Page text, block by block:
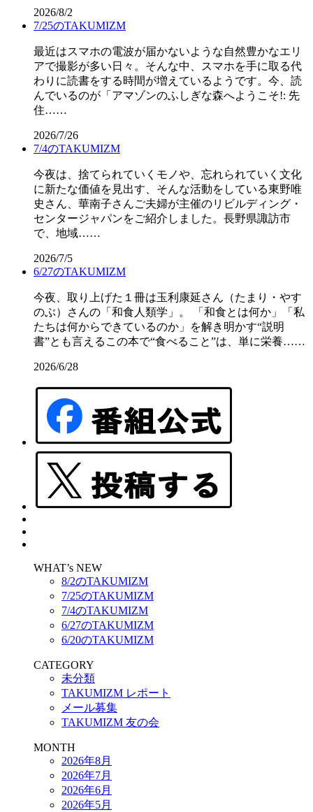
2026/8/2
7/25のTAKUMIZM
最近はスマホの電波が届かないような自然豊かなエリ
アで撮影が多い日々。そんな中、スマホを手に取る代
わりに読書をする時間が増えているようです。今、読
んでいるのが「アマゾンのふしぎな森へようこそ!: 先
住……
2026/7/26
7/4のTAKUMIZM
今夜は、捨てられていくモノや、忘れられていく文化
に新たな価値を見出す、そんな活動をしている東野唯
史さん、華南子さんご夫婦が主催のリビルディング・
センタージャパンをご紹介しました。長野県諏訪市
で、地域……
2026/7/5
6/27のTAKUMIZM
今夜、取り上げた１冊は玉利康延さん（たまり・やす
のぶ）さんの「和食人類学」。 「和食とは何か」「私
たちは何からできているのか」を解き明かす“説明
書”とも言えるこの本で“食べること”は、単に栄養……
2026/6/28
WHAT’s NEW
8/2のTAKUMIZM
7/25のTAKUMIZM
7/4のTAKUMIZM
6/27のTAKUMIZM
6/20のTAKUMIZM
CATEGORY
未分類
TAKUMIZM レポート
メール募集
TAKUMIZM 友の会
MONTH
2026年8月
2026年7月
2026年6月
2026年5月